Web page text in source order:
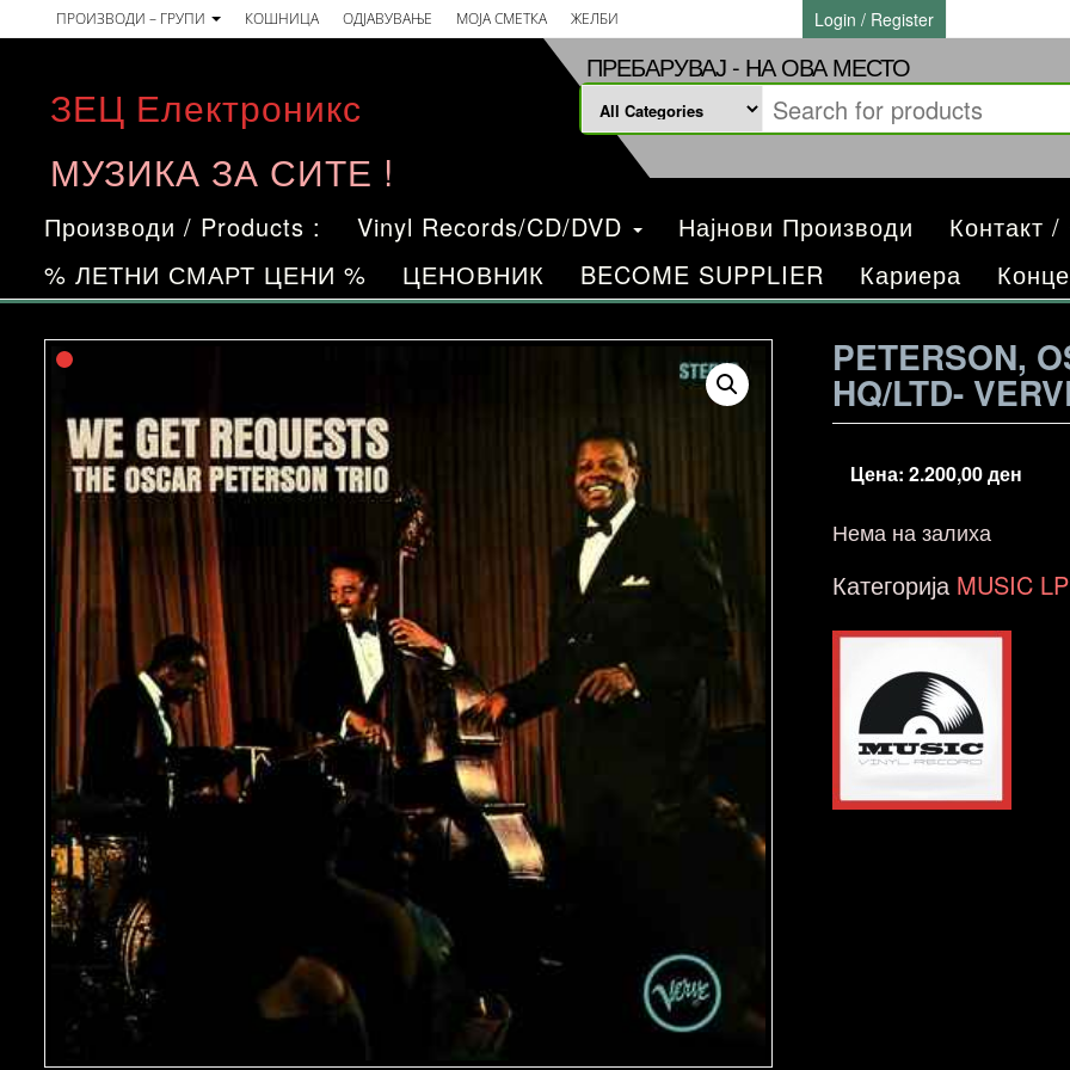
to
content
ПРОИЗВОДИ – ГРУПИ КОШНИЦА ОДЈАВУВАЊЕ МОЈА СМЕТКА ЖЕЛБИ Login / Register
ЗЕЦ Електроникс
МУЗИКА ЗА СИТЕ !
ПРЕБАРУВАЈ - НА ОВА МЕСТО
Производи / Products : Vinyl Records/CD/DVD Најнови Производи
Контакт
% ЛЕТНИ СМАРТ ЦЕНИ %
ЦЕНОВНИК BECOME SUPPLIER Кариера
PETERSON,
HQ/LTD-
Цена:2.200,00ден
Нема на залиха
Категорија MUSIC